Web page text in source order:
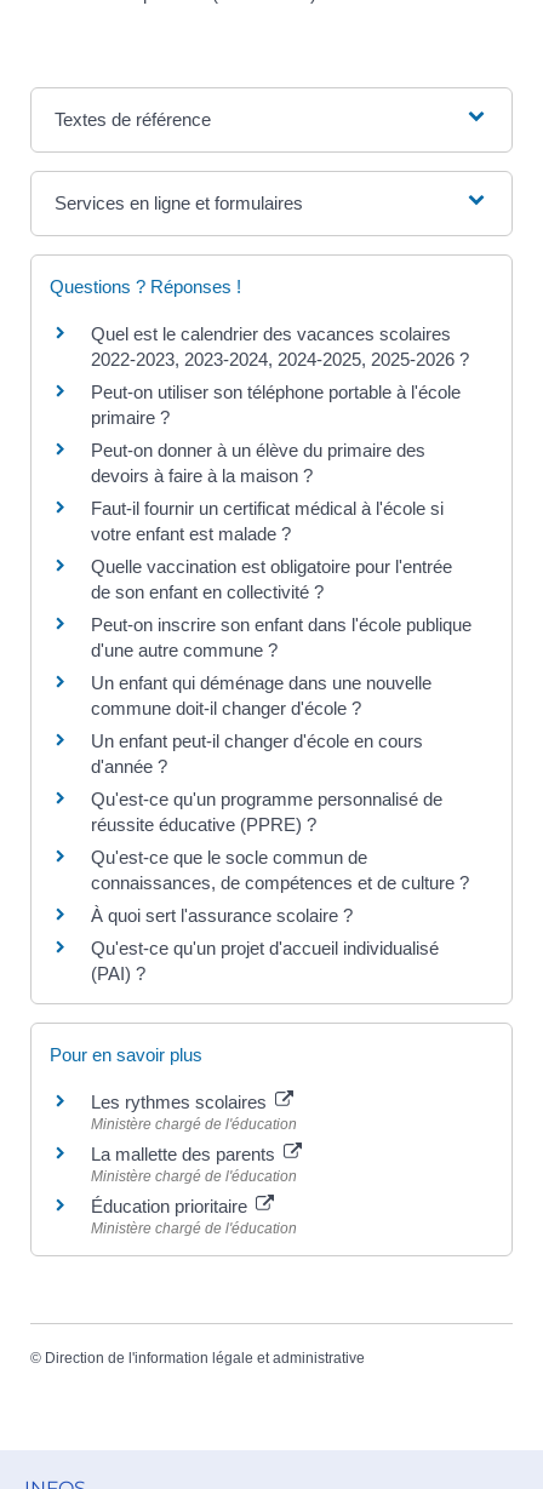
Textes de référence
Services en ligne et formulaires
Questions ? Réponses !
Quel est le calendrier des vacances scolaires
2022-2023, 2023-2024, 2024-2025, 2025-2026 ?
Peut-on utiliser son téléphone portable à l'école
primaire ?
Peut-on donner à un élève du primaire des
devoirs à faire à la maison ?
Faut-il fournir un certificat médical à l'école si
votre enfant est malade ?
Quelle vaccination est obligatoire pour l'entrée
de son enfant en collectivité ?
Peut-on inscrire son enfant dans l'école publique
d'une autre commune ?
Un enfant qui déménage dans une nouvelle
commune doit-il changer d'école ?
Un enfant peut-il changer d'école en cours
d'année ?
Qu'est-ce qu'un programme personnalisé de
réussite éducative (PPRE) ?
Qu'est-ce que le socle commun de
connaissances, de compétences et de culture ?
À quoi sert l'assurance scolaire ?
Qu'est-ce qu'un projet d'accueil individualisé
(PAI) ?
Pour en savoir plus
Les rythmes scolaires
Ministère chargé de l'éducation
La mallette des parents
Ministère chargé de l'éducation
Éducation prioritaire
Ministère chargé de l'éducation
© Direction de l'information légale et administrative